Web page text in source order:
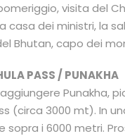
visita del
dei ministri, la
Bhutan, capo dei
PASS / PUNAKHA
Punakha,
(circa 3000 mt). In
i 6000 metri.